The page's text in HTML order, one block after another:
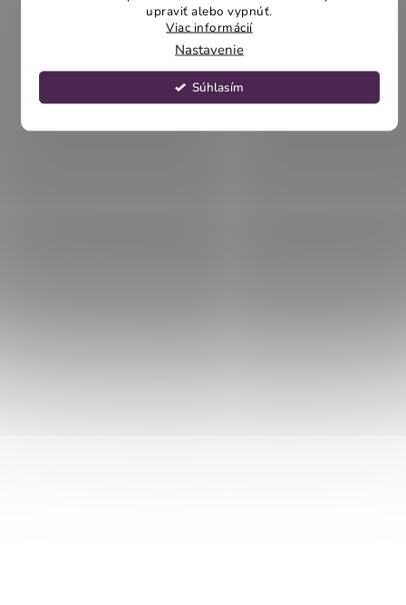
upraviť alebo vypnúť.
Viac informácií
Nastavenie
Súhlasím